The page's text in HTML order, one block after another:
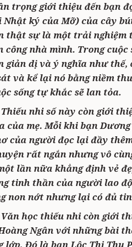
trọng giới thiệu đến bạn
ký của Mỡ) của cây
thật sự là một trải nghiệm
công nhà mình. Trong
giản dị và ý nghĩa như thế,
và kể lại nó bằng niềm
sống tự khắc sẽ lan tỏa.
nhi số này còn giới
của mẹ. Mỗi khi bạn
của người đọc lại đầy
rất ngắn nhưng vô
lần nữa khẳng định vẻ
tinh thần của người lao
non nớt nhưng lại có đủ
học thiếu nhi còn giới
Ngân với những bài
lớp. Đó là bạn Lộc Thị Thu